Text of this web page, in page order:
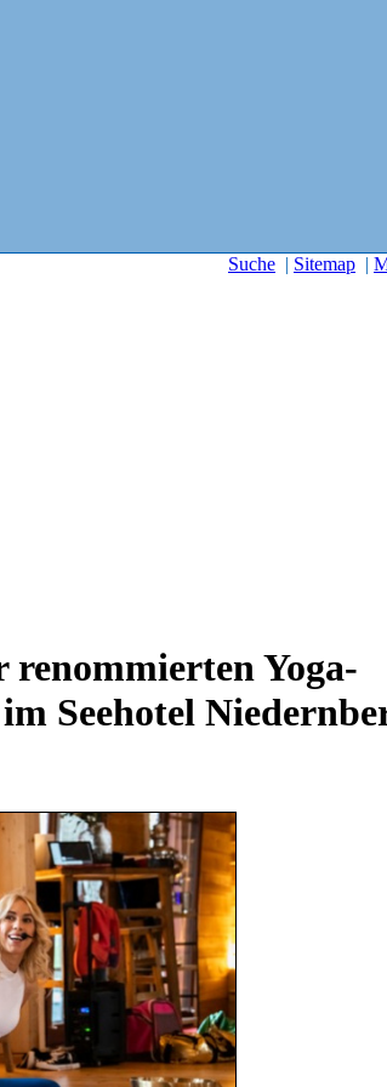
Suche | Sitemap |
renommierten Yoga-
Seehotel